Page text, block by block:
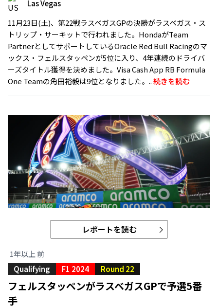
Las Vegas
11月23日(土)、第22戦ラスベガスGPの決勝がラスベガス・ス
トリップ・サーキットで行われました。HondaがTeam
PartnerとしてサポートしているOracle Red Bull Racingのマ
ックス・フェルスタッペンが5位に入り、4年連続のドライバ
ーズタイトル獲得を決めました。Visa Cash App RB Formula
One Teamの角田裕毅は9位となりました。..続きを読む
レポートを読む
1年以上 前
Qualifying
F1 2024 Round 22
フェルスタッペンがラスベガスGPで予選5番
手